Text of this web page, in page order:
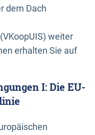
dem Dach
weiter
erhalten Sie auf
I: Die EU-